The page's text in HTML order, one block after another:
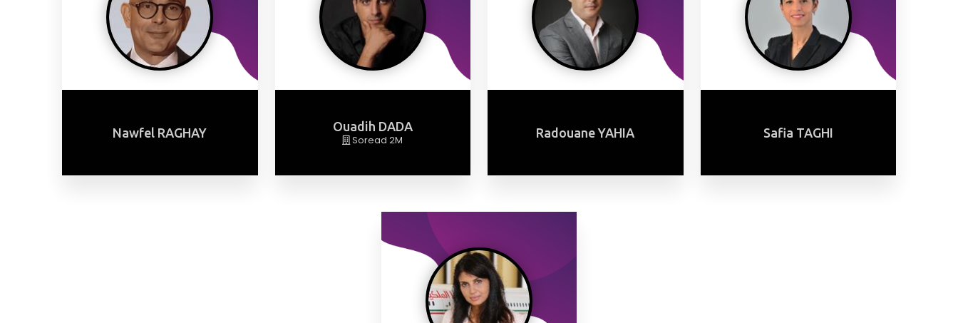
Nawfel RAGHAY Ouadih DADA
Soread 2M
Radouane YAHIA Safia TAGHI